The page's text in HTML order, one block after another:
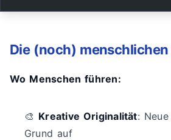
Die (noch)
Wo Menschen führen:
🎨 Kreative Originalität:
Grund auf